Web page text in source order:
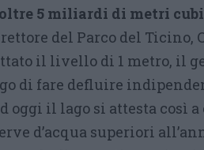
5 miliardi di metri cubi
del Parco del Ticino,
il livello di 1 metro, il
di fare defluire
oggi il lago si attesta così
d’acqua superiori